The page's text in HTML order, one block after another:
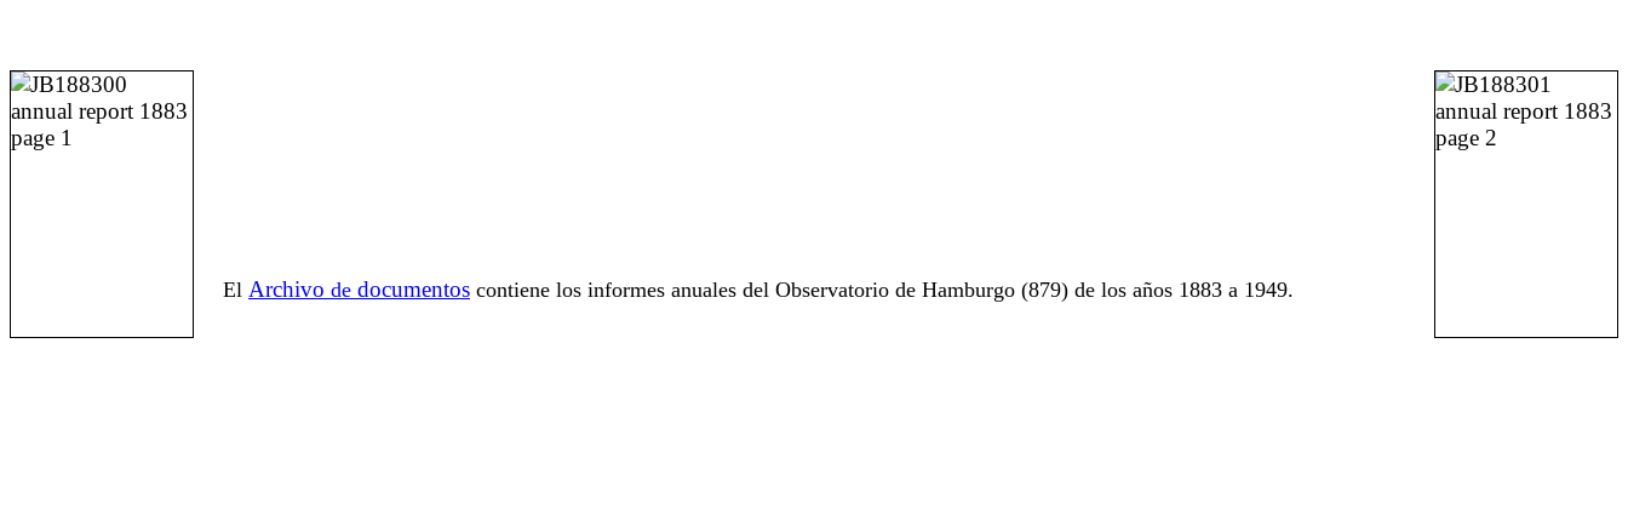
El Archivo de documentos contiene los informes anuales del Observatorio de Hamburgo (879) de los años 1883 a 1949.